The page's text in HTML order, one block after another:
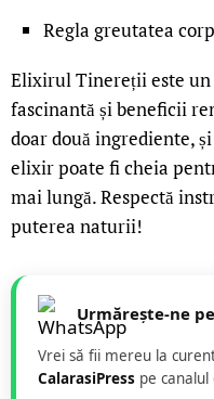
Regla greutatea
Elixirul Tinereții este
fascinantă și beneficii
doar două ingrediente,
elixir poate fi cheia
mai lungă. Respectă
puterea naturii!
Urmărește-ne
Vrei să fii mereu la
CalarasiPress pe canalul